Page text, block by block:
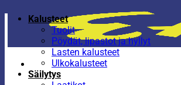
Kalusteet
Tuolit
Pöydät, lipastot ja hyllyt
Lasten kalusteet
Ulkokalusteet
Säilytys